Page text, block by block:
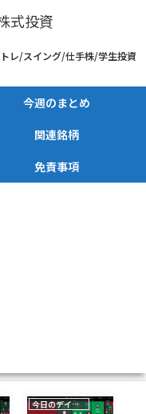
式投資
レ/スイング/仕手株/学生投資
今週のまとめ
関連銘柄
免責事項
今日のデイトレ